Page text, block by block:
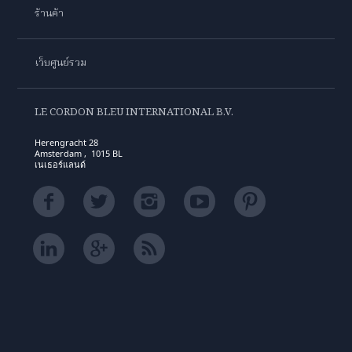
ร้านค้า
เว็บศูนย์รวม
LE CORDON BLEU INTERNATIONAL B.V.
Herengracht 28
Amsterdam , 1015 BL
เนเธอร์แลนด์